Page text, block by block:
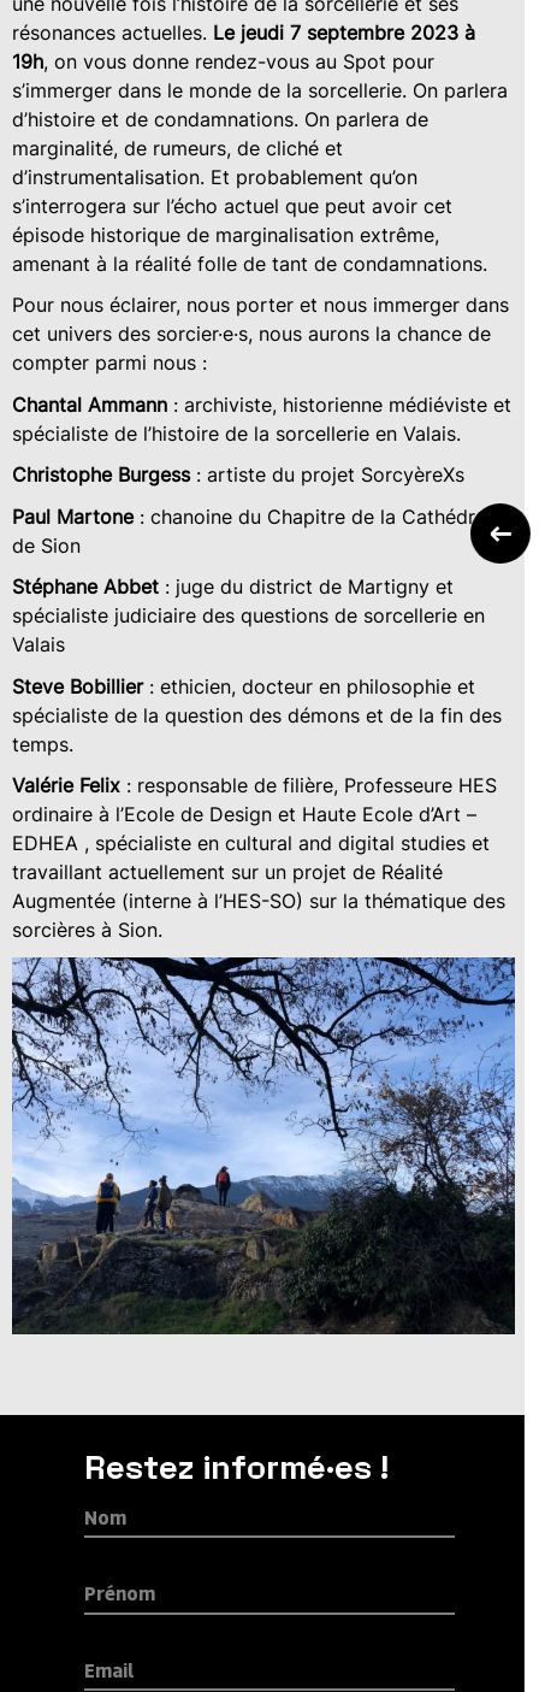
résonances actuelles. Le jeudi 7 septembre 2023 à
19h, on vous donne rendez-vous au Spot pour
s’immerger dans le monde de la sorcellerie. On parlera
d’histoire et de condamnations. On parlera de
marginalité, de rumeurs, de cliché et
d’instrumentalisation. Et probablement qu’on
s’interrogera sur l’écho actuel que peut avoir cet
épisode historique de marginalisation extrême,
amenant à la réalité folle de tant de condamnations.
Pour nous éclairer, nous porter et nous immerger dans
cet univers des sorcier·e·s, nous aurons la chance de
compter parmi nous :
Chantal Ammann : archiviste, historienne médiéviste et
spécialiste de l’histoire de la sorcellerie en Valais.
Christophe Burgess: artiste du projet SorcyèreXs
Paul Martone: chanoine du Chapitre de la Cathédrale
de Sion
Stéphane Abbet : juge du district de Martigny et
spécialiste judiciaire des questions de sorcellerie en
Valais
Steve Bobillier: ethicien, docteur en philosophie et
spécialiste de la question des démons et de la fin des
temps.
Valérie Felix : responsable de filière, Professeure HES
ordinaire à l’Ecole de Design et Haute Ecole d’Art –
EDHEA , spécialiste en cultural and digital studies et
travaillant actuellement sur un projet de Réalité
Augmentée (interne à l’HES-SO) sur la thématique des
sorcières à Sion.
Restez informé·es !